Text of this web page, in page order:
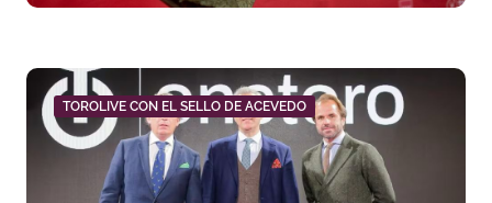
TOROLIVE CON EL SELLO DE ACEVEDO